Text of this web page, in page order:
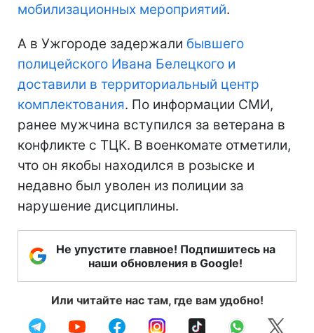
мобилизационных мероприятий.
А в Ужгороде задержали бывшего
полицейского Ивана Белецкого и
доставили в территориальный центр
комплектования. По информации СМИ,
ранее мужчина вступился за ветерана в
конфликте с ТЦК. В военкомате отметили,
что он якобы находился в розыске и
недавно был уволен из полиции за
нарушение дисциплины.
Не упустите главное! Подпишитесь на
наши обновления в Google!
Или читайте нас там, где вам удобно!